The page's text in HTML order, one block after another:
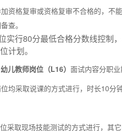
格复审或资格复审不合格的，不
查。
实行80分最低合格分数线控制
计划。
教师岗位（L16） 面试内容分职
采取说课的方式进行，时长10分钟
取现场技能测试的方式进行，其它